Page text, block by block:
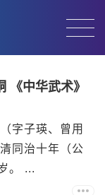
《中华武术》
字子瑛、曾用
同治十年（公
。 ...